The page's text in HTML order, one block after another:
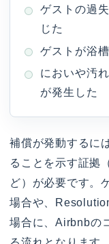
ゲストの過
じた
ゲストが浴
においや汚
が発生した
補償が発動するに
ることを示す証拠
ど）が必要です。
場合や、
場合に、Airbnbの